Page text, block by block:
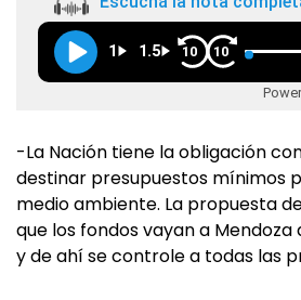
1 1.5 10 10
-La Nación tiene la obligación
destinar presupuestos mínimos
medio ambiente. La propuesta
que los fondos vayan a
y de ahí se controle a todas las